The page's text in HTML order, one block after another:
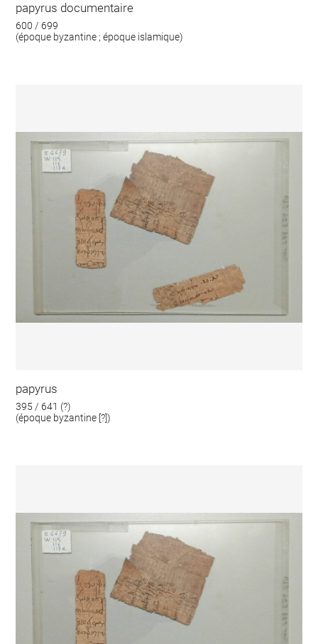
papyrus documentaire
600 / 699
(époque byzantine ; époque islamique)
papyrus
395 / 641 (?)
(époque byzantine [?])